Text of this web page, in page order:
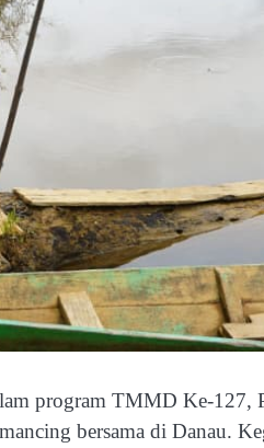
program TMMD Ke-127,
bersama di Danau.